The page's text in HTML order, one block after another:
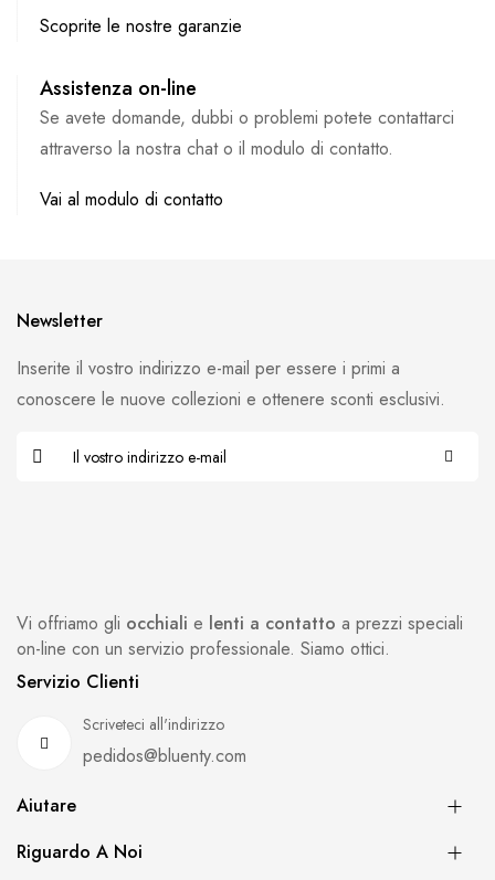
Scoprite le nostre garanzie
Assistenza on-line
Se avete domande, dubbi o problemi potete contattarci
attraverso la nostra chat o il modulo di contatto.
Vai al modulo di contatto
Vi offriamo gli occhiali e lenti a contatto a prezzi speciali
on-line con un servizio professionale. Siamo ottici.
Servizio Clienti
Scriveteci all'indirizzo
pedidos@bluenty.com
Aiutare
Riguardo A Noi
Newsletter
Inserite il vostro indirizzo e-mail per essere i primi a
conoscere le nuove collezioni e ottenere sconti esclusivi.